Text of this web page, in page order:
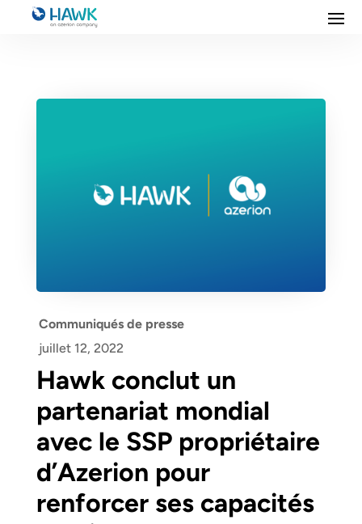
Communiqués de presse
juillet 12, 2022
Hawk conclut un
partenariat mondial
avec le SSP propriétaire
d’Azerion pour
renforcer ses capacités